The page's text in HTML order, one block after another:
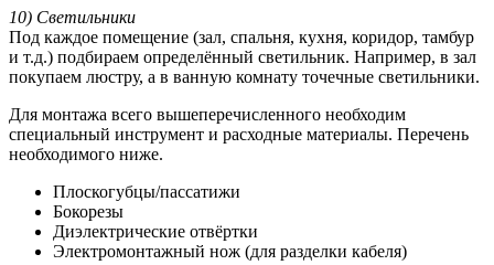
10) Светильники
Под каждое помещение (зал, спальня, кухня, коридор, тамбур
и т.д.) подбираем определённый светильник. Например, в зал
покупаем люстру, а в ванную комнату точечные светильники.
Для монтажа всего вышеперечисленного необходим
специальный инструмент и расходные материалы. Перечень
необходимого ниже.
Плоскогубцы/пассатижи
Бокорезы
Диэлектрические отвёртки
Электромонтажный нож (для разделки кабеля)